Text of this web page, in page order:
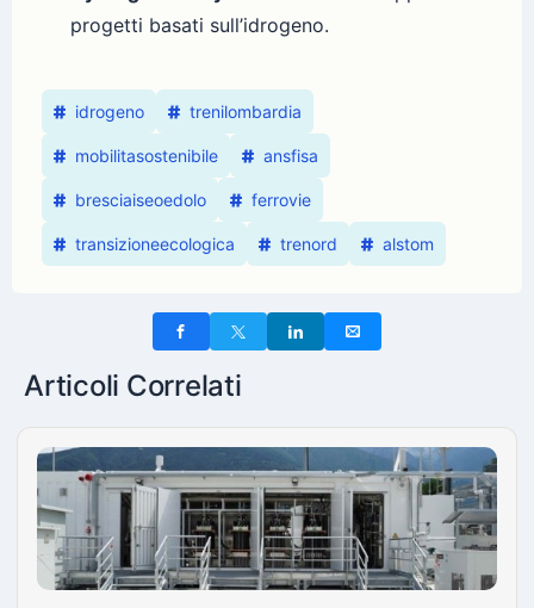
progetti basati sull’idrogeno.
idrogeno trenilombardia
mobilitasostenibile ansfisa
bresciaiseoedolo ferrovie
transizioneecologica trenord alstom
Articoli Correlati